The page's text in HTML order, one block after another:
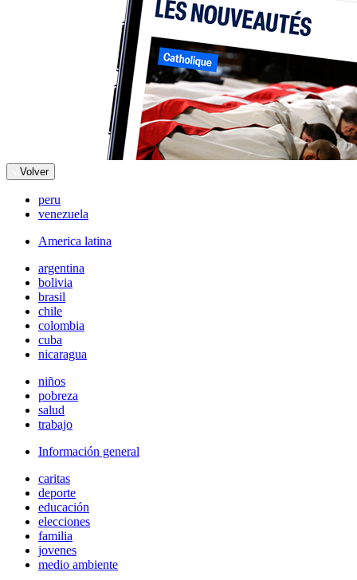
Volver
peru
venezuela
America latina
argentina
bolivia
brasil
chile
colombia
cuba
nicaragua
niños
pobreza
salud
trabajo
Información general
caritas
deporte
educación
elecciones
familia
jovenes
medio ambiente